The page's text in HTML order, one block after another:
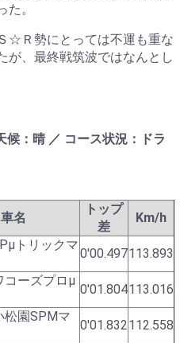
。
☆Ｒ勢にとっては不運も重な
が、最終戦筑波ではなんとし
：晴 ／ コース状況：ドラ
車名
トップ
差
Km/h
トリックマ
0'00.497113.893
コーズプロμ
0'01.804113.016
松園SPMマ
0'01.832112.558